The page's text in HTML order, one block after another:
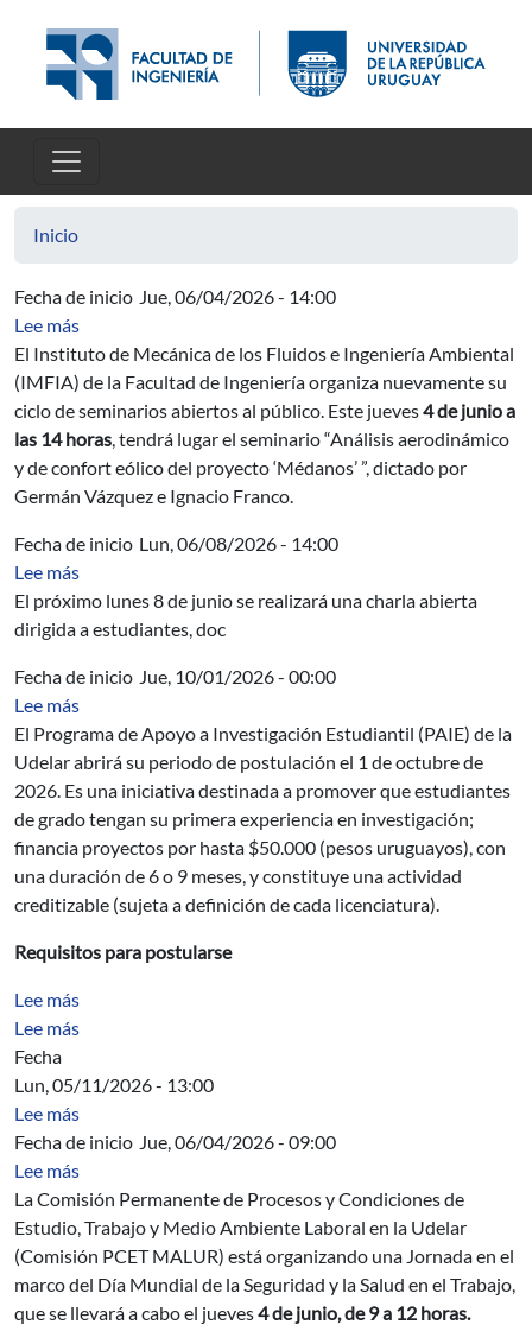
Inicio
Fecha de inicio Jue, 06/04/2026 - 14:00
Lee mássobre Nuevo Seminario del IMFIA: Análisis
El Instituto de Mecánica de los Fluidos e Ingeniería Ambiental
(IMFIA) de la Facultad de Ingeniería organiza nuevamente su
ciclo de seminarios abiertos al público. Este jueves4 de junio a
las 14 horas, tendrá lugar el seminario “Análisis aerodinámico
y de confort eólico del proyecto ‘Médanos’ ”, dictado por
Germán Vázquez e Ignacio Franco.
Fecha de inicio Lun, 06/08/2026 - 14:00
Lee mássobre Charla abierta sobre la investigación
El próximo lunes 8 de junio se realizará una charla abierta
dirigida a estudiantes, doc
Fecha de inicio Jue, 10/01/2026 - 00:00
Lee mássobre Programa de Apoyo a Investigación Estudiantil
El Programa de Apoyo a Investigación Estudiantil (PAIE) de la
Udelar abrirá su periodo de postulación el 1 de octubre de
2026. Es una iniciativa destinada a promover que estudiantes
de grado tengan su primera experiencia en investigación;
financia proyectos por hasta $50.000 (pesos uruguayos), con
una duración de 6 o 9 meses, y constituye una actividad
creditizable (sujeta a definición de cada licenciatura).
Requisitos para postularse
Lee mássobre Diseño y cálculo de hormigón reforzado con fibras
Lee mássobre Hormigón reforzado con fibras II (HRFII)
Fecha
Lun, 05/11/2026 - 13:00
Lee mássobre Acta Directiva
Fecha de inicio Jue, 06/04/2026 - 09:00
Lee mássobre Jornada en el marco del Día Mundial de la
La Comisión Permanente de Procesos y Condiciones de
Estudio, Trabajo y Medio Ambiente Laboral en la Udelar
(Comisión PCET MALUR) está organizando una Jornada en el
marco del Día Mundial de la Seguridad y la Salud en el Trabajo,
que se llevará a cabo el jueves4 de junio, de 9 a 12 horas.